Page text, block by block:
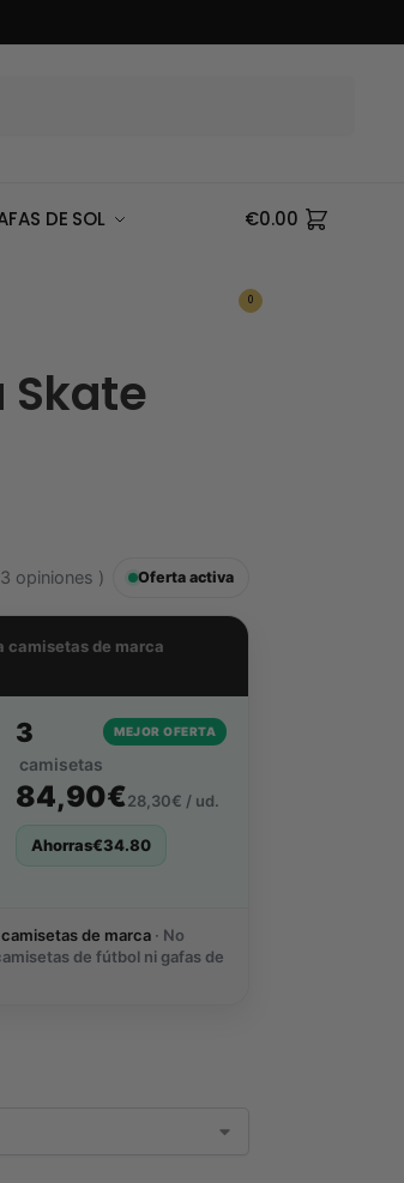
DE SOL €0.00
0
opiniones ) Oferta activa
camisetas de marca
3
camisetas
MEJOR OFERTA
84,90€28,30€ / ud.
Ahorras€34.80
de marca · No
de fútbol ni gafas de